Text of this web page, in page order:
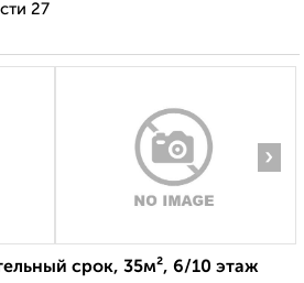
27
›
срок, 35м², 6/10 этаж